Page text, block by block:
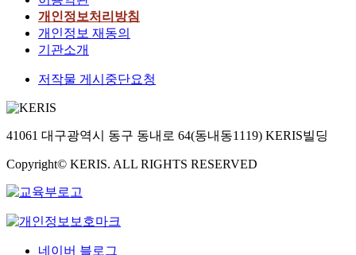
c
개인정보처리방침
개인정보 재동의
기관소개
저작물 게시중단요청
41061 대구광역시 동구 동내로 64(동내동1119) KERIS빌딩
Copyright© KERIS. ALL RIGHTS RESERVED
네이버 블로그